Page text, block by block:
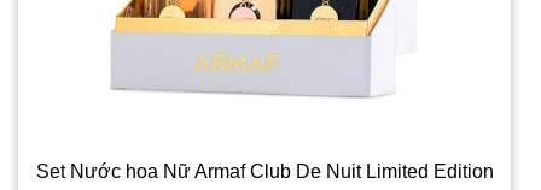
Set Nước hoa Nữ Armaf Club De Nuit Limited Edition